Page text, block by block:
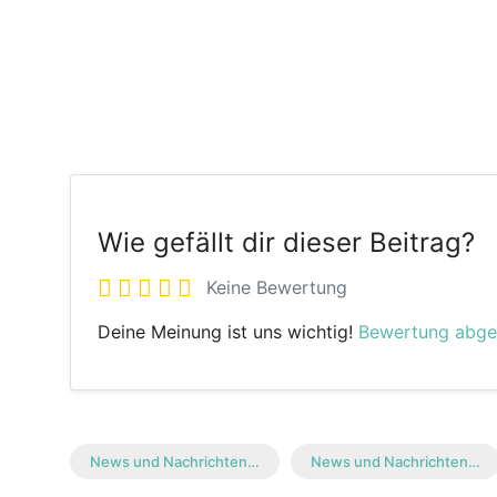
Wie gefällt dir dieser Beitrag?
Keine Bewertung
Deine Meinung ist uns wichtig! Bewertung
News und Nachrichten… News und Nachrichten…